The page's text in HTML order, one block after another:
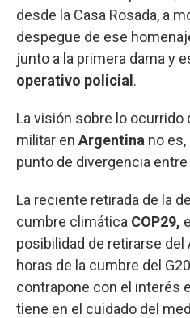
desde la Casa Rosada, a
despegue de ese
junto a la primera dama y
operativo policial.
La visión sobre lo ocurrido
militar en Argentina no
punto de divergencia
La reciente retirada de la
cumbre climática COP29,
posibilidad de retirarse del
horas de la cumbre del
contrapone con el interés
tiene en el cuidado del